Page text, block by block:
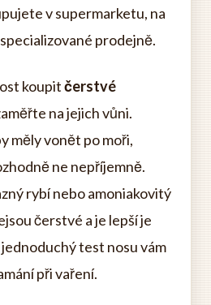
v supermarketu, na
prodejně.
koupitčerstvé
na jejich vůni.
měly vonět po moři,
ne nepříjemně.
rybí nebo amoniakovitý
čerstvé a je lepší je
test nosu vám
při vaření.